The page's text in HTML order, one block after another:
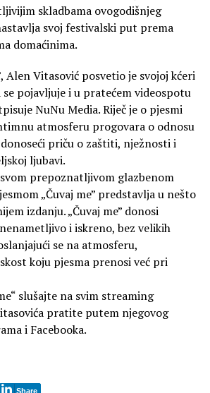
skladbama ovogodišnjeg
svoj festivalski put prema
domaćinima.
Alen Vitasović posvetio je svojoj kćeri
pojavljuje i u pratećem videospotu
NuNu Media. Riječ je o pjesmi
atmosferu progovara o odnosu
priču o zaštiti, nježnosti i
ljubavi.
prepoznatljivom glazbenom
„Čuvaj me” predstavlja u nešto
izdanju. „Čuvaj me” donosi
i iskreno, bez velikih
se na atmosferu,
koju pjesma prenosi već pri
slušajte na svim streaming
pratite putem njegovog
i Facebooka.
Share